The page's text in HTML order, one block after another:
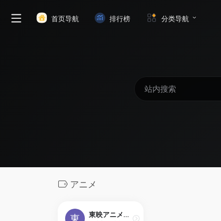
首页导航 排行榜 分类导航
アニメ
東映アニメーションの公式ホームページ